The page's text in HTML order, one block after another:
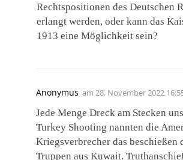
Rechtspositionen des Deutschen
erlangt werden, oder kann das
1913 eine Möglichkeit sein?
Anonymus am 28. November 2022
Jede Menge Dreck am Stecken
Turkey Shooting nannten die
Kriegsverbrecher das beschießen
Truppen aus Kuwait.